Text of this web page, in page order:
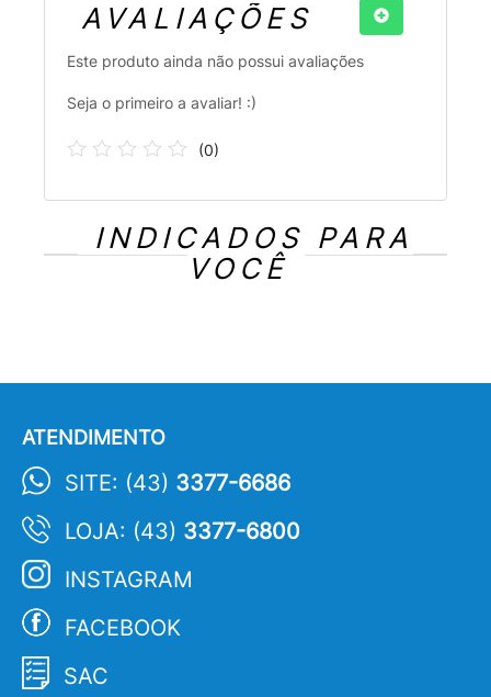
AVALIAÇÕES
Este produto ainda não possui avaliações
Seja o primeiro a avaliar! :)
(0)
INDICADOS PARA
VOCÊ
ATENDIMENTO
SITE: (43) 3377-6686
LOJA: (43) 3377-6800
INSTAGRAM
FACEBOOK
SAC